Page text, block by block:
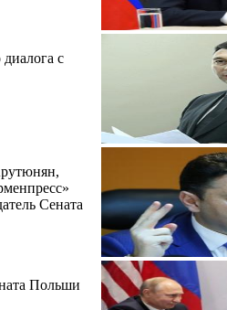
с
Сената
Польши